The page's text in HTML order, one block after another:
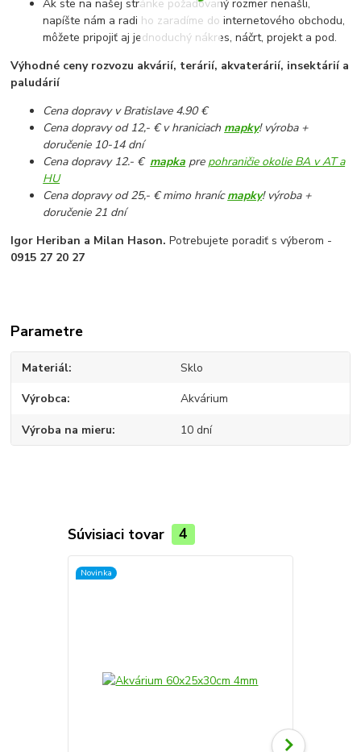
Ak ste na našej stránke požadovaný rozmer nenašli,
napíšte nám a radi ho zaradíme do internetového obchodu,
môžete pripojiť aj jednoduchý nákres, náčrt, projekt a pod.
Výhodné ceny rozvozu akvárií, terárií, akvaterárií, insektárií a
paludárií
Cena dopravy v Bratislave 4.90 €
Cena dopravy od 12,- € v hraniciach mapky! výroba +
doručenie 10-14 dní
Cena dopravy 12.- € mapka pre pohraničie okolie BA v AT a
HU
Cena dopravy od 25,- € mimo hranícmapky! výroba +
doručenie 21 dní
Igor Heriban a Milan Hason.Potrebujete poradiť s výberom -
0915 27 20 27
Parametre
Materiál Sklo
Výrobca Akvárium
Výroba na mieru 10 dní
Súvisiaci tovar 4
Novinka